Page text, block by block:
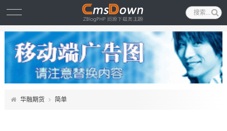
华融期货 简单